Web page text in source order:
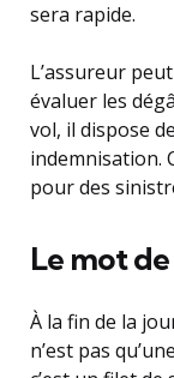
sera rapide.
L’assureur
évaluer les
vol, il dispose
indemnisation.
pour des
Le mot
À la fin de la
n’est pas